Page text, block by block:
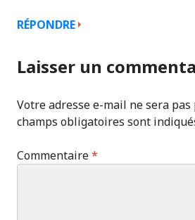
RÉPONDRE
Laisser un
Votre adresse e-mail ne sera pas
champs obligatoires sont
Commentaire*